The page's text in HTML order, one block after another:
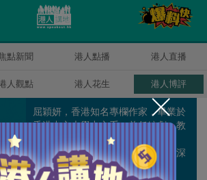
點新聞 港人點播 港人直播
人觀點 港人花生 港人博評
屈穎妍，香港知名專欄作家，畢業於
香港中文大學中文系，曾任編劇、教
師、記者、周刊副總編輯和雜誌顧
問，著有《怪獸家長》一書，文章深
受港爸港媽歡迎。